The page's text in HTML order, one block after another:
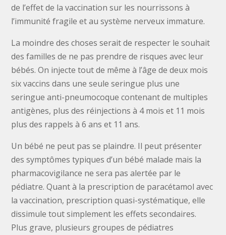
de l’effet de la vaccination sur les nourrissons à
l’immunité fragile et au système nerveux immature.
La moindre des choses serait de respecter le souhait
des familles de ne pas prendre de risques avec leur
bébés. On injecte tout de même à l’âge de deux mois
six vaccins dans une seule seringue plus une
seringue anti-pneumocoque contenant de multiples
antigènes, plus des réinjections à 4 mois et 11 mois
plus des rappels à 6 ans et 11 ans.
Un bébé ne peut pas se plaindre. Il peut présenter
des symptômes typiques d’un bébé malade mais la
pharmacovigilance ne sera pas alertée par le
pédiatre. Quant à la prescription de paracétamol avec
la vaccination, prescription quasi-systématique, elle
dissimule tout simplement les effets secondaires.
Plus grave, plusieurs groupes de pédiatres